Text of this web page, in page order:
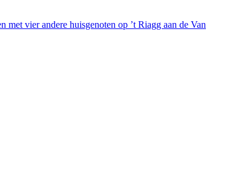
vier andere huisgenoten op ’t Riagg aan de Van